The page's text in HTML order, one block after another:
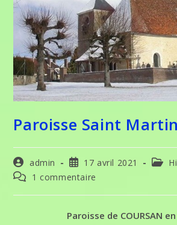
Paroisse Saint
Auteur/autrice
de
la
publication :
admin
Publication
publiée :
17 avril 2021
Post
Commentaires
la
1 commentaire
Paroisse de COURSAN